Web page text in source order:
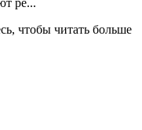
ре...
чтобы читать больше